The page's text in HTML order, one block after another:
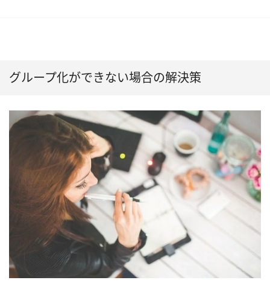
グループ化ができない場合の解決策